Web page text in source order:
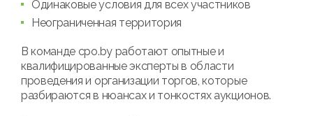
Одинаковые условия для всех участников
Неограниченная территория
В команде cpo.by работают опытные и
квалифицированные эксперты в области
проведения и организации торгов, которые
разбираются в нюансах и тонкостях аукционов.